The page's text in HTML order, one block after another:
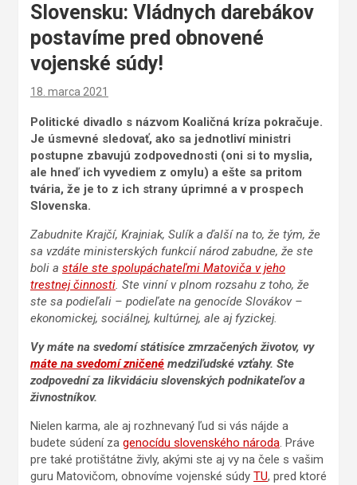
Slovensku: Vládnych darebákov
postavíme pred obnovené
vojenské súdy!
18. marca 2021
Politické divadlo s názvom Koaličná kríza pokračuje.
Je úsmevné sledovať, ako sa jednotliví ministri
postupne zbavujú zodpovednosti (oni si to myslia,
ale hneď ich vyvediem z omylu) a ešte sa pritom
tvária, že je to z ich strany úprimné a v prospech
Slovenska.
Zabudnite Krajčí, Krajniak, Sulík a ďalší na to, že tým, že
sa vzdáte ministerských funkcií národ zabudne, že ste
boli a stále ste spolupáchateľmi Matoviča v jeho
trestnej činnosti. Ste vinní v plnom rozsahu z toho, že
ste sa podieľali – podieľate na genocíde Slovákov –
ekonomickej, sociálnej, kultúrnej, ale aj fyzickej.
Vy máte na svedomí státisíce zmrzačených životov, vy
máte na svedomí zničené medziľudské vzťahy. Ste
zodpovední za likvidáciu slovenských podnikateľov a
živnostníkov.
Nielen karma, ale aj rozhnevaný ľud si vás nájde a
budete súdení za genocídu slovenského národa. Práve
pre také protištátne živly, akými ste aj vy na čele s vašim
guru Matovičom, obnovíme vojenské súdy TU, pred ktoré